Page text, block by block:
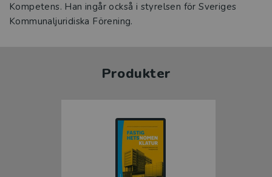
Kompetens. Han ingår också i styrelsen för Sveriges
Kommunaljuridiska Förening.
Produkter